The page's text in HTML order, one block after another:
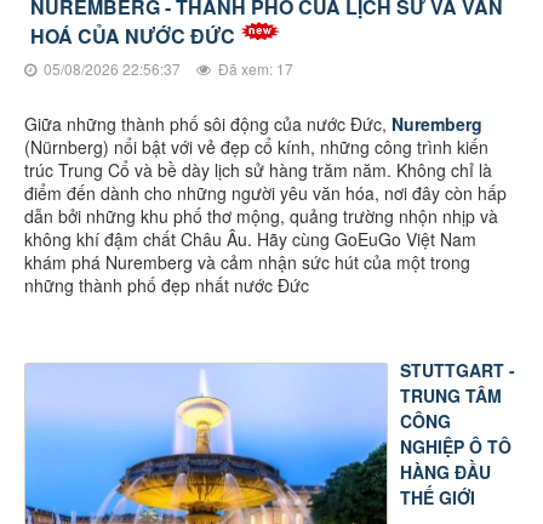
NUREMBERG - THÀNH PHỐ CỦA LỊCH SỬ VÀ VĂN
HOÁ CỦA NƯỚC ĐỨC
05/08/2026 22:56:37 Đã xem: 17
Giữa những thành phố sôi động của nước Đức, Nuremberg
(Nürnberg) nổi bật với vẻ đẹp cổ kính, những công trình kiến
trúc Trung Cổ và bề dày lịch sử hàng trăm năm. Không chỉ là
điểm đến dành cho những người yêu văn hóa, nơi đây còn hấp
dẫn bởi những khu phố thơ mộng, quảng trường nhộn nhịp và
không khí đậm chất Châu Âu. Hãy cùng GoEuGo Việt Nam
khám phá Nuremberg và cảm nhận sức hút của một trong
những thành phố đẹp nhất nước Đức
STUTTGART -
TRUNG TÂM
CÔNG
NGHIỆP Ô TÔ
HÀNG ĐẦU
THẾ GIỚI